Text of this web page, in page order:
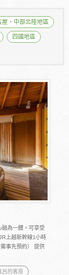
屋、中部北陸地區
四國地區
為一體。可享受
上越新幹線1小時
事先預約） 提供
呂的客房